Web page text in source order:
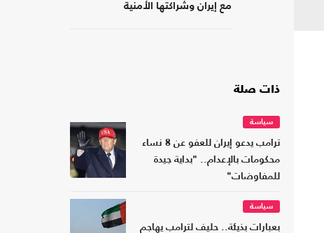
مع إيران وشراكتها الأمنية
ذات صلة
سياسة
ترامب يدعو إيران للعفو عن 8 نساء
محكومات بالإعدام.. "بداية جيدة
للمفاوضات"
سياسة
بعبارات بذيئة.. حليف لترامب يهاجم